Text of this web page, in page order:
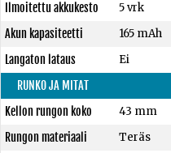
Ilmoitettu akkukesto
5 vrk
Akun kapasiteetti
165 mAh
Langaton lataus
Ei
RUNKO JA MITAT
Kellon rungon koko
43 mm
Rungon materiaali
Teräs